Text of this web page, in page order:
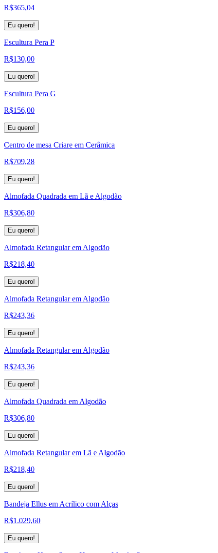
R$365,04
Eu quero!
Escultura Pera P
R$130,00
Eu quero!
Escultura Pera G
R$156,00
Eu quero!
Centro de mesa Criare em Cerâmica
R$709,28
Eu quero!
Almofada Quadrada em Lã e Algodão
R$306,80
Eu quero!
Almofada Retangular em Algodão
R$218,40
Eu quero!
Almofada Retangular em Algodão
R$243,36
Eu quero!
Almofada Retangular em Algodão
R$243,36
Eu quero!
Almofada Quadrada em Algodão
R$306,80
Eu quero!
Almofada Retangular em Lã e Algodão
R$218,40
Eu quero!
Bandeja Ellus em Acrílico com Alças
R$1.029,60
Eu quero!